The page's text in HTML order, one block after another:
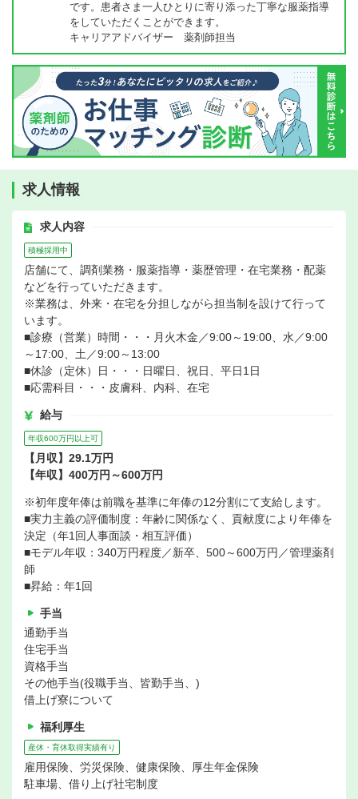
です。患者さま一人ひとりに寄り添った丁寧な服薬指導
をしていただくことができます。
キャリアアドバイザー 薬剤師担当
求人情報
求人内容
積極採用中
店舗にて、調剤業務・服薬指導・薬歴管理・在宅業務・配薬
などを行っていただきます。
※業務は、外来・在宅を分担しながら担当制を設けて行って
います。
■診療（営業）時間・・・月火木金／9:00～19:00、水／9:00
～17:00、土／9:00～13:00
■休診（定休）日・・・日曜日、祝日、平日1日
■応需科目・・・皮膚科、内科、在宅
給与
年収600万円以上可
【月収】29.1万円
【年収】400万円～600万円
※初年度年俸は前職を基準に年俸の12分割にて支給します。
■実力主義の評価制度：年齢に関係なく、貢献度により年俸を
決定（年1回人事面談・相互評価）
■モデル年収：340万円程度／新卒、500～600万円／管理薬剤
師
■昇給：年1回
手当
通勤手当
住宅手当
資格手当
その他手当(役職手当、皆勤手当、)
借上げ寮について
福利厚生
産休・育休取得実績有り
雇用保険、労災保険、健康保険、厚生年金保険
駐車場、借り上げ社宅制度